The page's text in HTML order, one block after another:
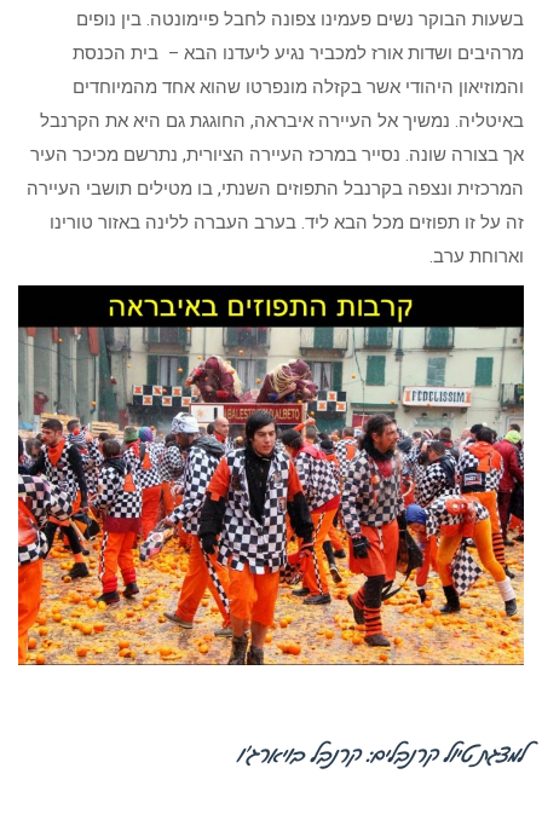
בשעות הבוקר נשים פעמינו צפונה לחבל פיימונטה. בין נופים
מרהיבים ושדות אורז למכביר נגיע ליעדנו הבא – בית הכנסת
והמוזיאון היהודי אשר בקזלה מונפרטו שהוא אחד מהמיוחדים
באיטליה. נמשיך אל העיירה איבראה, החוגגת גם היא את הקרנבל
אך בצורה שונה. נסייר במרכז העיירה הציורית, נתרשם מכיכר העיר
המרכזית ונצפה בקרנבל התפוזים השנתי, בו מטילים תושבי העיירה
זה על זו תפוזים מכל הבא ליד. בערב העברה ללינה באזור טורינו
וארוחת ערב.
למצגת טיול קרנבלים: קרנבל בויארג’ו